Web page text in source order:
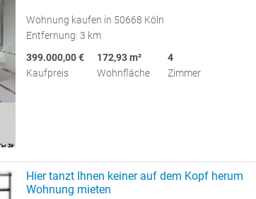
Wohnung kaufen in 50668 Köln
Entfernung: 3 km
399.000,00 €
Kaufpreis
172,93 m²
Wohnfläche
4
Zimmer
Hier tanzt Ihnen keiner auf dem Kopf herum
Wohnung mieten